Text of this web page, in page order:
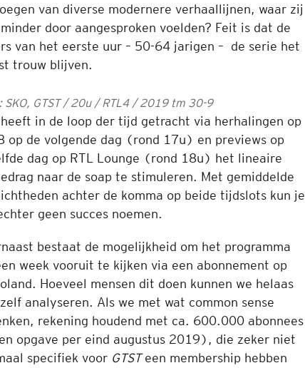
van diverse modernere verhaallijnen, waar zij
door aangesproken voelden? Feit is dat de
van het eerste uur – 50-64 jarigen – de serie het
trouw blijven.
SKO, GTST / 20u / RTL4 / 2019 tm 30-9
heeft in de loop der tijd getracht via herhalingen op
op de volgende dag (rond 17u) en previews op
dag op RTL Lounge (rond 18u) het lineaire
naar de soap te stimuleren. Met gemiddelde
achter de komma op beide tijdslots kun je
geen succes noemen.
bestaat de mogelijkheid om het programma
week vooruit te kijken via een abonnement op
Hoeveel mensen dit doen kunnen we helaas
analyseren. Als we met wat common sense
rekening houdend met ca. 600.000 abonnees
opgave per eind augustus 2019), die zeker niet
specifiek voor GTSTeen membership hebben